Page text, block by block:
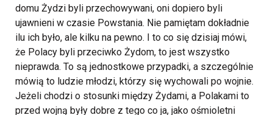
domu Żydzi byli przechowywani, oni dopiero byli
ujawnieni w czasie Powstania. Nie pamiętam dokładnie
ilu ich było, ale kilku na pewno. I to co się dzisiaj mówi,
że Polacy byli przeciwko Żydom, to jest wszystko
nieprawda. To są jednostkowe przypadki, a szczególnie
mówią to ludzie młodzi, którzy się wychowali po wojnie.
Jeżeli chodzi o stosunki między Żydami, a Polakami to
przed wojną były dobre z tego co ja, jako ośmioletni